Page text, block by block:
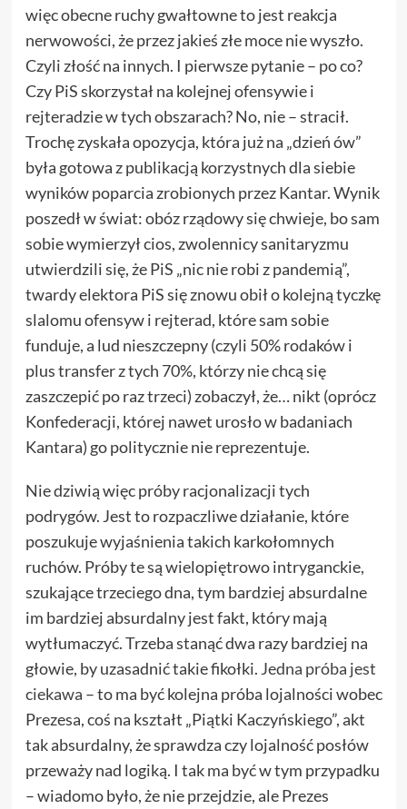
więc obecne ruchy gwałtowne to jest reakcja
nerwowości, że przez jakieś złe moce nie wyszło.
Czyli złość na innych. I pierwsze pytanie – po co?
Czy PiS skorzystał na kolejnej ofensywie i
rejteradzie w tych obszarach? No, nie – stracił.
Trochę zyskała opozycja, która już na „dzień ów”
była gotowa z publikacją korzystnych dla siebie
wyników poparcia zrobionych przez Kantar. Wynik
poszedł w świat: obóz rządowy się chwieje, bo sam
sobie wymierzył cios, zwolennicy sanitaryzmu
utwierdzili się, że PiS „nic nie robi z pandemią”,
twardy elektora PiS się znowu obił o kolejną tyczkę
slalomu ofensyw i rejterad, które sam sobie
funduje, a lud nieszczepny (czyli 50% rodaków i
plus transfer z tych 70%, którzy nie chcą się
zaszczepić po raz trzeci) zobaczył, że… nikt (oprócz
Konfederacji, której nawet urosło w badaniach
Kantara) go politycznie nie reprezentuje.
Nie dziwią więc próby racjonalizacji tych
podrygów. Jest to rozpaczliwe działanie, które
poszukuje wyjaśnienia takich karkołomnych
ruchów. Próby te są wielopiętrowo intryganckie,
szukające trzeciego dna, tym bardziej absurdalne
im bardziej absurdalny jest fakt, który mają
wytłumaczyć. Trzeba stanąć dwa razy bardziej na
głowie, by uzasadnić takie fikołki. Jedna próba jest
ciekawa – to ma być kolejna próba lojalności wobec
Prezesa, coś na kształt „Piątki Kaczyńskiego”, akt
tak absurdalny, że sprawdza czy lojalność posłów
przeważy nad logiką. I tak ma być w tym przypadku
– wiadomo było, że nie przejdzie, ale Prezes